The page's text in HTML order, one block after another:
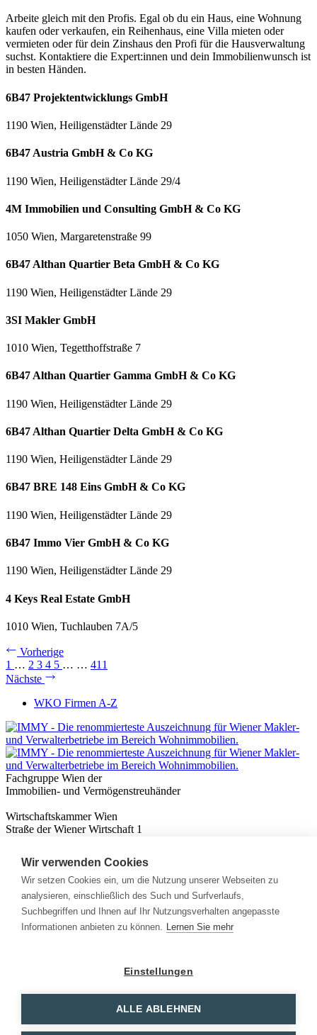
Arbeite gleich mit den Profis. Egal ob du ein Haus, eine Wohnung
kaufen oder verkaufen, ein Reihenhaus, eine Villa mieten oder
vermieten oder für dein Zinshaus den Profi für die Hausverwaltung
suchst. Kontaktiere die Expert:innen und dein Immobilienwunsch ist
in besten Händen.
6B47 Projektentwicklungs GmbH
1190 Wien, Heiligenstädter Lände 29
6B47 Austria GmbH & Co KG
1190 Wien, Heiligenstädter Lände 29/4
4M Immobilien und Consulting GmbH & Co KG
1050 Wien, Margaretenstraße 99
6B47 Althan Quartier Beta GmbH & Co KG
1190 Wien, Heiligenstädter Lände 29
3SI Makler GmbH
1010 Wien, Tegetthoffstraße 7
6B47 Althan Quartier Gamma GmbH & Co KG
1190 Wien, Heiligenstädter Lände 29
6B47 Althan Quartier Delta GmbH & Co KG
1190 Wien, Heiligenstädter Lände 29
6B47 BRE 148 Eins GmbH & Co KG
1190 Wien, Heiligenstädter Lände 29
6B47 Immo Vier GmbH & Co KG
1190 Wien, Heiligenstädter Lände 29
4 Keys Real Estate GmbH
1010 Wien, Tuchlauben 7A/5
Vorherige
1 … 2 3 4 5 … … 411
Nächste
WKO Firmen A-Z
Fachgruppe Wien der
Immobilien- und Vermögenstreuhänder
Wirtschaftskammer Wien
Straße der Wiener Wirtschaft 1
Nützliches
Immobilienwissen
Formulare & Rechner
Expert:innen
Info
Wir verwenden Cookies
Wir setzen Cookies ein, um die Nutzung unserer Webseiten zu
analysieren, einschließlich des Such und Surfverlaufs,
Suchbegriffen und Ihnen auf Ihr Nutzungsverhalten angepasste
Informationen anbieten zu können. Lernen Sie mehr
Einstellungen
ALLE ABLEHNEN